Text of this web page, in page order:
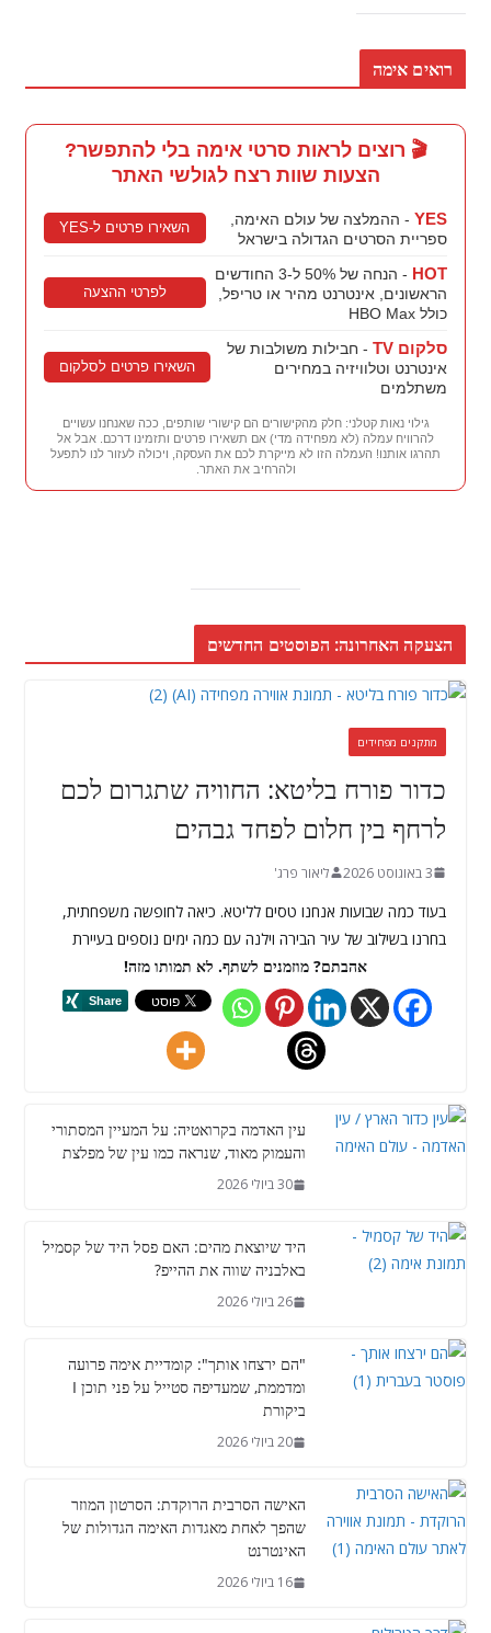
רואים אימה
🎬 רוצים לראות סרטי אימה בלי להתפשר?
הצעות שוות רצח לגולשי האתר
YES - ההמלצה של עולם האימה,
ספריית הסרטים הגדולה בישראל
השאירו פרטים ל-YES
HOT
- הנחה של 50% ל-3 החודשים
הראשונים, אינטרנט מהיר או טריפל,
כולל HBO Max
לפרטי ההצעה
סלקום TV
- חבילות משולבות של
אינטרנט וטלוויזיה במחירים
משתלמים
השאירו פרטים לסלקום
גילוי נאות קטלני: חלק מהקישורים הם קישורי שותפים, ככה שאנחנו עשויים
להרוויח עמלה (לא מפחידה מדי) אם תשאירו פרטים ותזמינו דרכם. אבל אל
תהרגו אותנו! העמלה הזו לא מייקרת לכם את העסקה, ויכולה לעזור לנו לתפעל
ולהרחיב את האתר.
הצעקה האחרונה: הפוסטים החדשים
מתקנים מפחידים
כדור פורח בליטא: החוויה שתגרום לכם
לרחף בין חלום לפחד גבהים
3 באוגוסט 2026 ליאור פרג'
בעוד כמה שבועות אנחנו טסים לליטא. כיאה לחופשה משפחתית,
בחרנו בשילוב של עיר הבירה וילנה עם כמה ימים נוספים בעיירת
אהבתם? מוזמנים לשתף. לא תמותו מזה!
עין האדמה בקרואטיה: על המעיין המסתורי
והעמוק מאוד, שנראה כמו עין של מפלצת
30 ביולי 2026
היד שיוצאת מהים: האם פסל היד של קסמיל
באלבניה שווה את ההייפ?
26 ביולי 2026
"הם ירצחו אותך": קומדיית אימה פרועה
ומדממת, שמעדיפה סטייל על פני תוכן I
ביקורת
20 ביולי 2026
האישה הסרבית הרוקדת: הסרטון המוזר
שהפך לאחת מאגדות האימה הגדולות של
האינטרנט
16 ביולי 2026